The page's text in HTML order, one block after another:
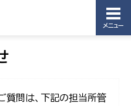
メニュー
質問は、下記の担当所管